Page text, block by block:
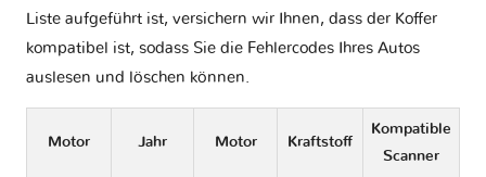
Liste aufgeführt ist, versichern wir Ihnen, dass der Koffer
kompatibel ist, sodass Sie die Fehlercodes Ihres Autos
auslesen und löschen können.
Motor Jahr Motor Kraftstoff
Kompatible
Scanner